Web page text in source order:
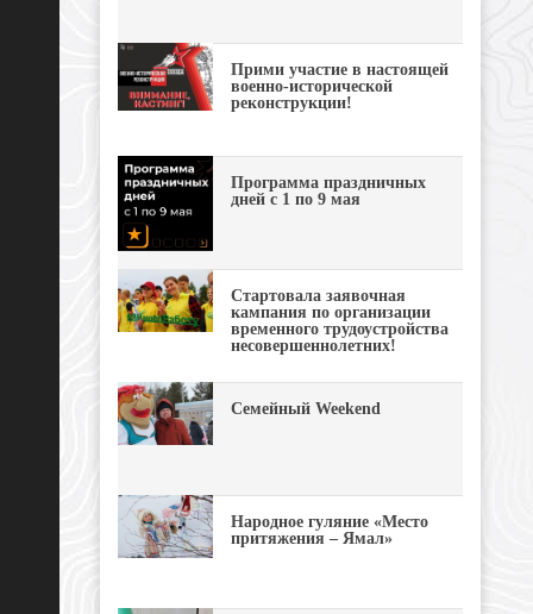
Прими участие в настоящей
военно-исторической
реконструкции!
Программа праздничных
дней с 1 по 9 мая
Стартовала заявочная
кампания по организации
временного трудоустройства
несовершеннолетних!
Семейный Weekend
Народное гуляние «Место
притяжения – Ямал»